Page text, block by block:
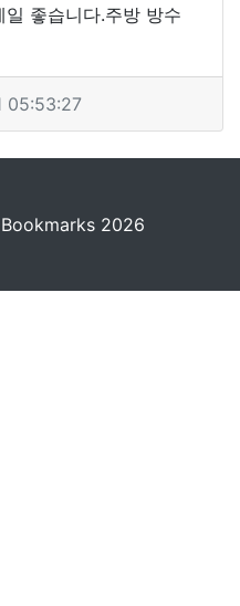
좋습니다.주방 방수
05:53:27
2026